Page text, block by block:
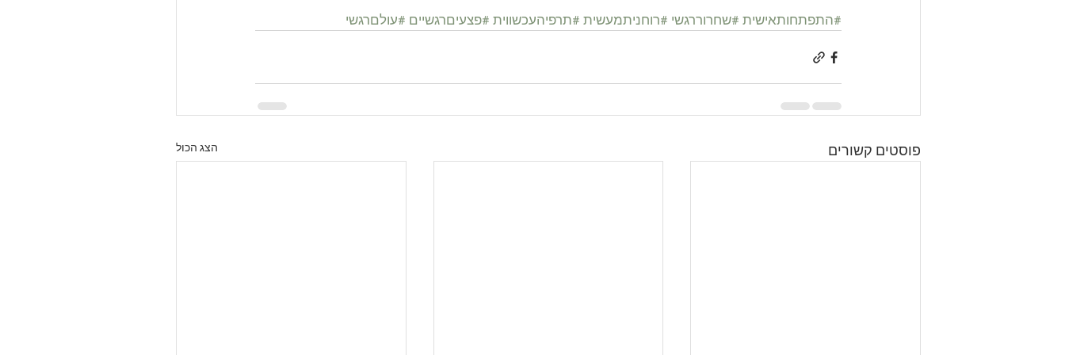
#התפתחותאישית #שחרוררגשי #רוחניתמעשית #תרפיהעכשווית #פצעיםרגשיים #עולםרגשי
פוסטים קשורים הצג הכול